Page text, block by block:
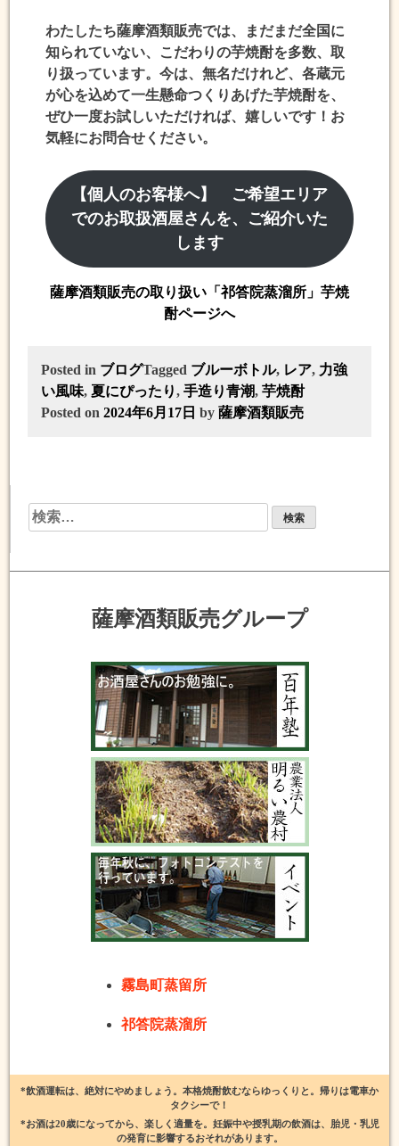
わたしたち薩摩酒類販売では、まだまだ全国に
知られていない、こだわりの芋焼酎を多数、取
り扱っています。今は、無名だけれど、各蔵元
が心を込めて一生懸命つくりあげた芋焼酎を、
ぜひ一度お試しいただければ、嬉しいです！お
気軽にお問合せください。
【個人のお客様へ】 ご希望エリア
でのお取扱酒屋さんを、ご紹介いた
します
薩摩酒類販売の取り扱い「祁答院蒸溜所」芋焼
酎ページへ
Posted in ブログTagged ブルーボトル, レア, 力強
い風味,夏にぴったり,手造り青潮,芋焼酎
Posted on2024年6月17日 by薩摩酒類販売
検
索:
薩摩酒類販売グループ
霧島町蒸留所
祁答院蒸溜所
*飲酒運転は、絶対にやめましょう。本格焼酎飲むならゆっくりと。帰りは電車か
タクシーで！
*お酒は20歳になってから、楽しく適量を。妊娠中や授乳期の飲酒は、胎児・乳児
の発育に影響するおそれがあります。